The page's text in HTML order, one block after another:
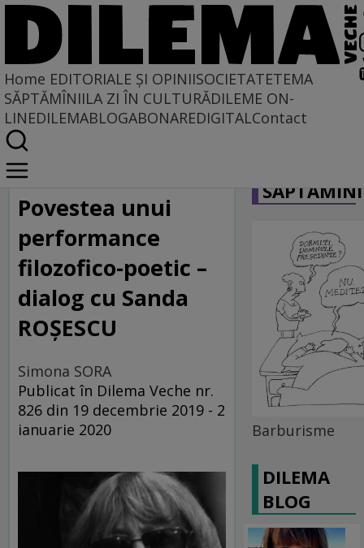
Home EDITORIALE ȘI OPINIISOCIETATETEMA
SĂPTĂMÎNIILA ZI ÎN CULTURĂDILEME ON-
LINEDILEMABLOGABONAREDIGITALContact
Home
Regimul artelor și munițiilor
Povestea unui
performance
filozofico-poetic –
dialog cu Sanda
ROȘESCU
Simona SORA
Publicat în Dilema Veche nr.
826 din 19 decembrie 2019 - 2
ianuarie 2020
Barburisme
DILEMA
BLOG